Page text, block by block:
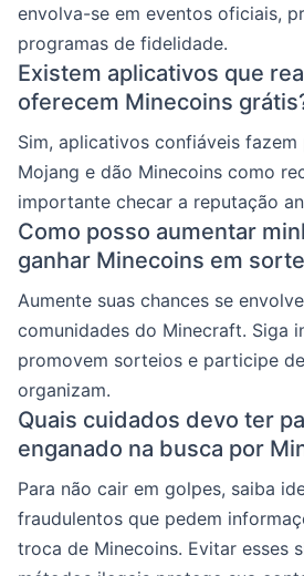
envolva-se em eventos oficiais,
programas de fidelidade.
Existem aplicativos que
oferecem Minecoins
Sim, aplicativos confiáveis fazem
Mojang e dão Minecoins como
importante checar a reputação
Como posso aumentar
ganhar Minecoins em
Aumente suas chances se
comunidades do Minecraft. Siga
promovem sorteios e participe
organizam.
Quais cuidados devo ter
enganado na busca por
Para não cair em golpes, saiba
fraudulentos que pedem
troca de Minecoins. Evitar esses